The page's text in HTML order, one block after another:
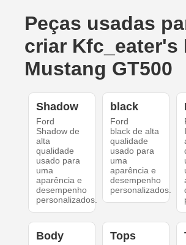
Peças usadas
criar Kfc_eater's
Mustang GT500
Shadow
Ford
Shadow de
alta
qualidade
usado para
uma
aparência e
desempenho
personalizados.
black
Ford
black de alta
qualidade
usado para
uma
aparência e
desempenho
personalizados.
Body Tops